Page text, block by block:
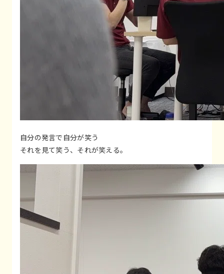
自分の発言で自分が笑う
それを見て笑う、それが笑える。